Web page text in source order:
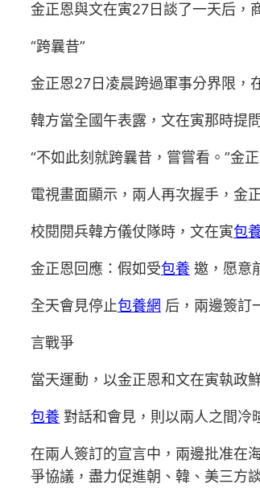
金正恩與文在寅27日談了一天后，
“跨曩昔”
金正恩27日凌晨跨過軍事分界限，
韓方當全國午表露，文在寅那時提
“不如此刻就跨曩昔，嘗嘗看。”金
電視畫面顯示，兩人再次握手，金
校閱閱兵韓方儀仗隊時，文在寅包
金正恩回應：假如受包養 邀，愿意
全天會見停止包養網 后，兩邊簽訂
言戰爭
當天運動，以金正恩和文在寅執政
包養 對話和會見，則以兩人之間冷
在兩人簽訂的宣言中，兩邊批准在
爭協議，盡力促進朝、韓、美三方